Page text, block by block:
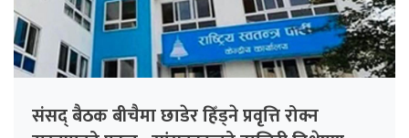
संसद् बैठक बीचैमा छाडेर हिँड्ने प्रवृत्ति रोक्न